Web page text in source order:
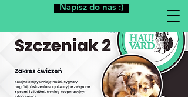
Napisz do nas :)